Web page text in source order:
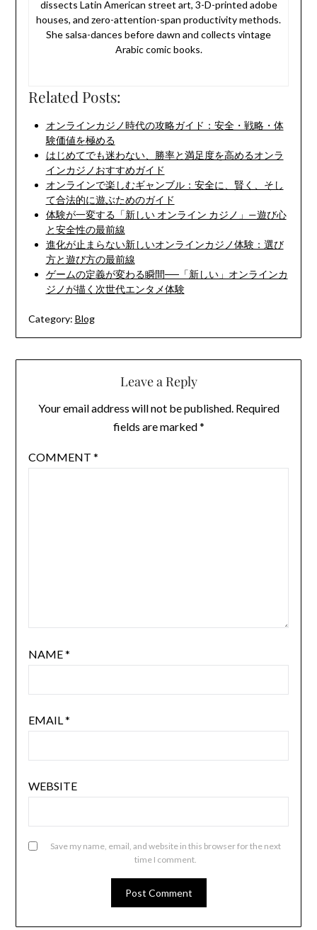
dissects Latin American street art, 3-D-printed adobe
houses, and zero-attention-span productivity methods.
She salsa-dances before dawn and collects vintage
Arabic comic books.
Related Posts:
オンラインカジノ時代の攻略ガイド：安全・戦略・体
験価値を極める
はじめてでも迷わない、勝率と満足度を高めるオンラ
インカジノおすすめガイド
オンラインで楽しむギャンブル：安全に、賢く、そし
て合法的に遊ぶためのガイド
体験が一変する「新しい オンライン カジノ」—遊び心
と安全性の最前線
進化が止まらない新しいオンラインカジノ体験：選び
方と遊び方の最前線
ゲームの定義が変わる瞬間──「新しい」オンラインカ
ジノが描く次世代エンタメ体験
Category: Blog
Leave a Reply
Your email address will not be published. Required
fields are marked*
COMMENT *
NAME*
EMAIL*
WEBSITE
Save my name, email, and website in this browser for the next
time I comment.